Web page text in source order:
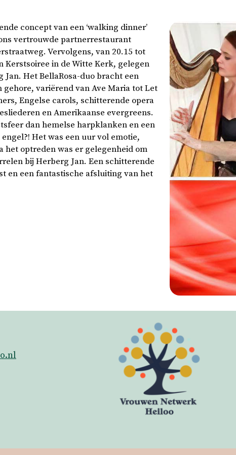
concept van een ‘walking dinner’
vertrouwde partnerrestaurant
Vervolgens, van 20.15 tot
Kerstsoiree in de Witte Kerk, gelegen
Het BellaRosa-duo bracht een
variërend van Ave Maria tot Let
Engelse carols, schitterende opera
en Amerikaanse evergreens.
dan hemelse harpklanken en een
Het was een uur vol emotie,
het optreden was er gelegenheid om
bij Herberg Jan. Een schitterende
en een fantastische afsluiting van het